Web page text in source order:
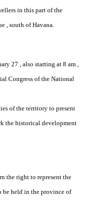
in this part of the
, south of Havana.
27 , also starting at 8 am ,
Congress of the National
of the territory to present
the historical development
the right to represent the
held in the province of